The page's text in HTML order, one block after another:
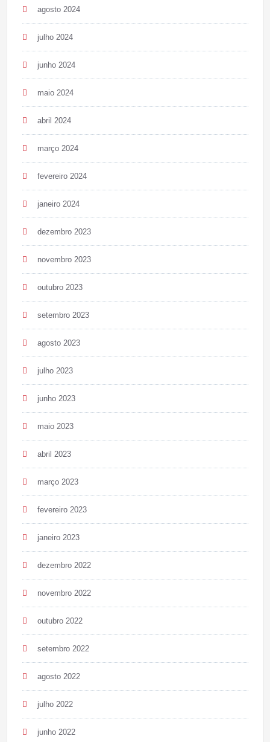
agosto 2024
julho 2024
junho 2024
maio 2024
abril 2024
março 2024
fevereiro 2024
janeiro 2024
dezembro 2023
novembro 2023
outubro 2023
setembro 2023
agosto 2023
julho 2023
junho 2023
maio 2023
abril 2023
março 2023
fevereiro 2023
janeiro 2023
dezembro 2022
novembro 2022
outubro 2022
setembro 2022
agosto 2022
julho 2022
junho 2022